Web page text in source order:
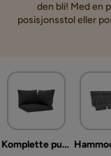
den bli! Med en
posisjonsstol eller
sommerdager i
også lekrere.
Komplette putesett